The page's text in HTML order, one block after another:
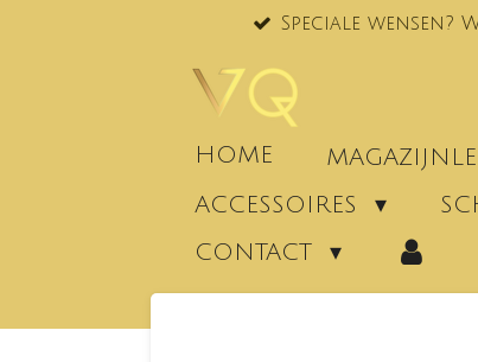
Speciale wensen?
HOME
ACCESSOIRES
CONTACT